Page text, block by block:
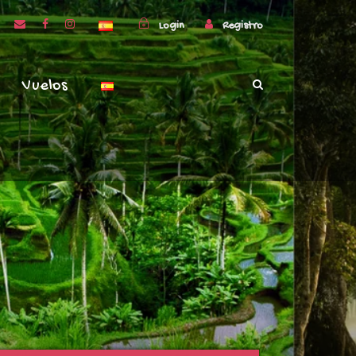
Login Registro
Vuelos